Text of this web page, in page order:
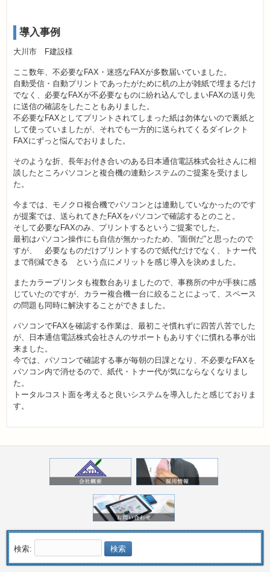
導入事例
大川市 F建設様
ここ数年、不必要なFAX・迷惑なFAXが多数届いていました。
自動受信・自動プリントであったがために机の上が雑紙で埋まるだけ
でなく、必要なFAXが不必要なものに紛れ込んでしまいFAXの送り先
に送信の確認をしたこともありました。
不必要なFAXとしてプリントされてしまった紙は勿体ないので裏紙と
して使っていましたが、それでも一方的に送られてくるダイレクト
FAXにずっと悩んでおりました。
そのような折、長年お付き合いのある日本通信電話株式会社さんに相
談したところパソコンと複合機の連動システムのご提案を受けまし
た。
今までは、モノクロ複合機でパソコンとは連動していなかったのです
が提案では、送られてきたFAXをパソコンで確認するとのこと。
そして必要なFAXのみ、プリントするというご提案でした。
最初はパソコン操作にも自信が無かったため、”面倒だ”と思ったので
すが、 必要なものだけプリントするので紙代だけでなく、トナー代
まで削減できる という点にメリットを感じ導入を決めました。
またカラープリンタも複数台ありましたので、事務所の中が手狭に感
じていたのですが、カラー複合機一台に絞ることによって、スペース
の問題も同時に解決することができました。
パソコンでFAXを確認する作業は、最初こそ慣れずに四苦八苦でした
が、日本通信電話株式会社さんのサポートもありすぐに慣れる事が出
来ました。
今では、パソコンで確認する事が毎朝の日課となり、不必要なFAXを
パソコン内で消せるので、紙代・トナー代が気にならなくなりまし
た。
トータルコスト面を考えると良いシステムを導入したと感じておりま
す。
検索: